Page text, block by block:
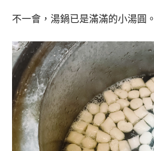
不一會，湯鍋已是滿滿的小湯圓。